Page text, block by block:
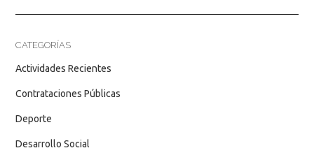
CATEGORÍAS
Actividades Recientes
Contrataciones Públicas
Deporte
Desarrollo Social